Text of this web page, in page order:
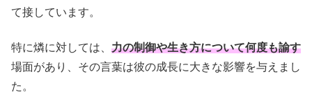
て接しています。
特に燐に対しては、 力の制御や生き方について何度も諭す
場面があり、その言葉は彼の成長に大きな影響を与えまし
た。